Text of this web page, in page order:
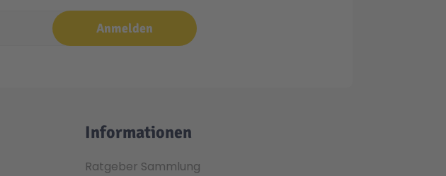
Anmelden
Informationen
Ratgeber Sammlung